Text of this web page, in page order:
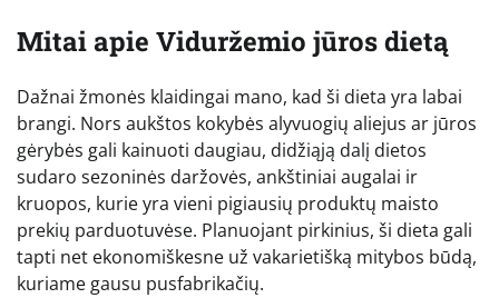
Mitai apie Viduržemio jūros dietą
Dažnai žmonės klaidingai mano, kad ši dieta yra labai
brangi. Nors aukštos kokybės alyvuogių aliejus ar jūros
gėrybės gali kainuoti daugiau, didžiąją dalį dietos
sudaro sezoninės daržovės, ankštiniai augalai ir
kruopos, kurie yra vieni pigiausių produktų maisto
prekių parduotuvėse. Planuojant pirkinius, ši dieta gali
tapti net ekonomiškesne už vakarietišką mitybos būdą,
kuriame gausu pusfabrikačių.